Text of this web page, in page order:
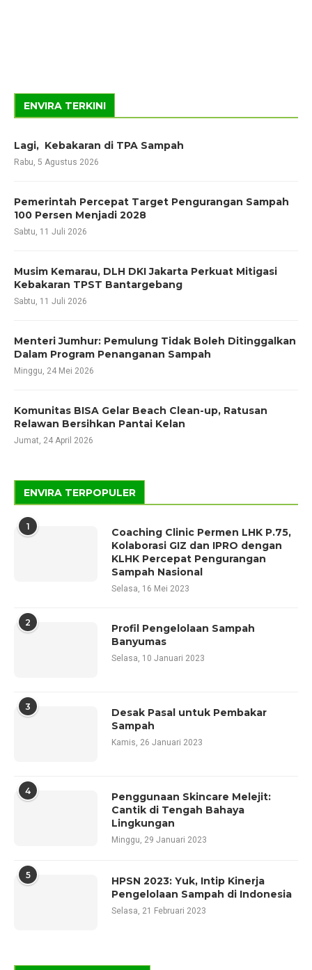
ENVIRA TERKINI
Lagi, Kebakaran di TPA Sampah
Rabu, 5 Agustus 2026
Pemerintah Percepat Target Pengurangan Sampah
100 Persen Menjadi 2028
Sabtu, 11 Juli 2026
Musim Kemarau, DLH DKI Jakarta Perkuat Mitigasi
Kebakaran TPST Bantargebang
Sabtu, 11 Juli 2026
Menteri Jumhur: Pemulung Tidak Boleh Ditinggalkan
Dalam Program Penanganan Sampah
Minggu, 24 Mei 2026
Komunitas BISA Gelar Beach Clean-up, Ratusan
Relawan Bersihkan Pantai Kelan
Jumat, 24 April 2026
ENVIRA TERPOPULER
1
Coaching Clinic Permen LHK P.75,
Kolaborasi GIZ dan IPRO dengan
KLHK Percepat Pengurangan
Sampah Nasional
Selasa, 16 Mei 2023
2
Profil Pengelolaan Sampah
Banyumas
Selasa, 10 Januari 2023
3
Desak Pasal untuk Pembakar
Sampah
Kamis, 26 Januari 2023
4
Penggunaan Skincare Melejit:
Cantik di Tengah Bahaya
Lingkungan
Minggu, 29 Januari 2023
5
HPSN 2023: Yuk, Intip Kinerja
Pengelolaan Sampah di Indonesia
Selasa, 21 Februari 2023